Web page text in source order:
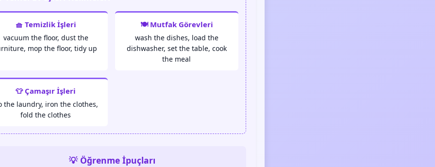
🧺 Temizlik İşleri
vacuum the floor, dust the
mop the floor, tidy up
🍽️ Mutfak Görevleri
wash the dishes, load the
dishwasher, set the table, cook
the meal
👕 Çamaşır İşleri
the laundry, iron the clothes,
fold the clothes
💡 Öğrenme İpuçları